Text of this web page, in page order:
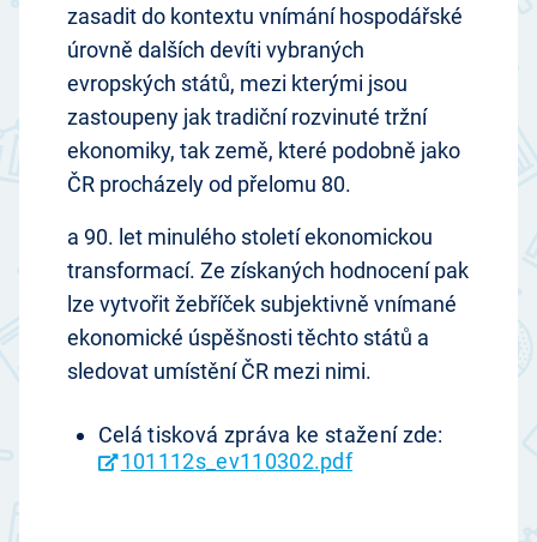
zasadit do kontextu vnímání hospodářské
úrovně dalších devíti vybraných
evropských států, mezi kterými jsou
zastoupeny jak tradiční rozvinuté tržní
ekonomiky, tak země, které podobně jako
ČR procházely od přelomu 80.
a 90. let minulého století ekonomickou
transformací. Ze získaných hodnocení pak
lze vytvořit žebříček subjektivně vnímané
ekonomické úspěšnosti těchto států a
sledovat umístění ČR mezi nimi.
Celá tisková zpráva ke stažení zde:
101112s_ev110302.pdf